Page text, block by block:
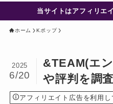
当サイトはアフィリエ
ホーム Kポップ
&TEAM(エ
や評判を調
2025
6/20
アフィリエイト広告を利用し